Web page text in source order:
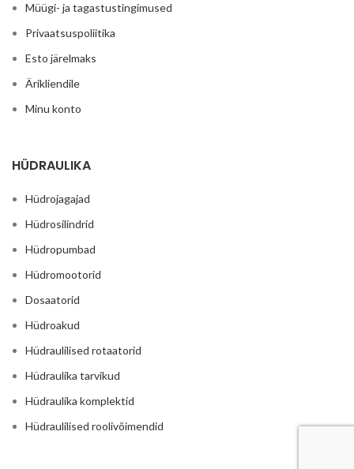
Müügi- ja tagastustingimused
Privaatsuspoliitika
Esto järelmaks
Ärikliendile
Minu konto
HÜDRAULIKA
Hüdrojagajad
Hüdrosilindrid
Hüdropumbad
Hüdromootorid
Dosaatorid
Hüdroakud
Hüdraulilised rotaatorid
Hüdraulika tarvikud
Hüdraulika komplektid
Hüdraulilised roolivõimendid